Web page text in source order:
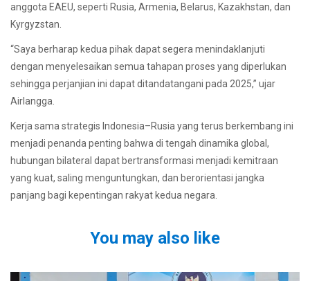
anggota EAEU, seperti Rusia, Armenia, Belarus, Kazakhstan, dan
Kyrgyzstan.
“Saya berharap kedua pihak dapat segera menindaklanjuti
dengan menyelesaikan semua tahapan proses yang diperlukan
sehingga perjanjian ini dapat ditandatangani pada 2025,” ujar
Airlangga.
Kerja sama strategis Indonesia–Rusia yang terus berkembang ini
menjadi penanda penting bahwa di tengah dinamika global,
hubungan bilateral dapat bertransformasi menjadi kemitraan
yang kuat, saling menguntungkan, dan berorientasi jangka
panjang bagi kepentingan rakyat kedua negara.
You may also like